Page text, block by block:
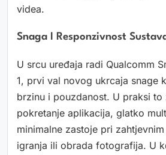
videa.
Snaga I Responzivnost
U srcu uređaja radi Qualcomm
1, prvi val novog ukrcaja snage
brzinu i pouzdanost. U praksi to
pokretanje aplikacija, glatko
minimalne zastoje pri
igranja ili obrada fotografija. U